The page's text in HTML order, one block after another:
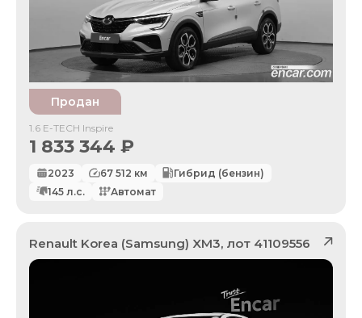
Продан
1.6 E-TECH Inspire
1 833 344 ₽
2023 67 512 км
Гибрид (бензин)
145 л.с. Автомат
Renault Korea (Samsung) XM3, лот 41109556